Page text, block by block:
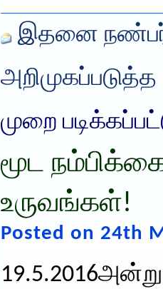
இதனை
அறிமுகப்படுத்த
முறை
மூட
உருவங்கள்!
Posted on 24th